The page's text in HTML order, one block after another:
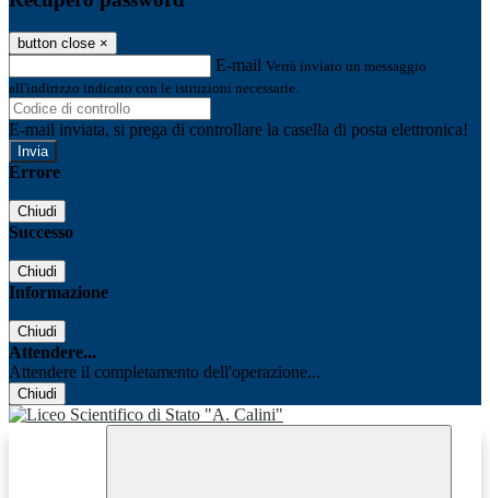
button close ×
E-mail Verrà inviato un messaggio
all'indirizzo indicato con le istruzioni necessarie.
E-mail inviata, si prega di controllare la casella di posta elettronica!
Errore
Chiudi
Successo
Chiudi
Informazione
Chiudi
Attendere...
Attendere il completamento dell'operazione...
Chiudi